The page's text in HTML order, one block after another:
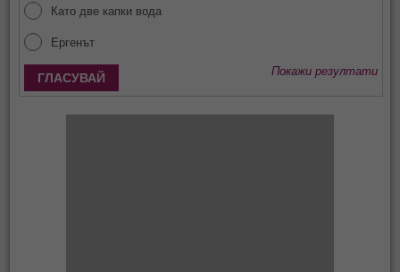
Като две капки вода
Ергенът
Покажи резултати